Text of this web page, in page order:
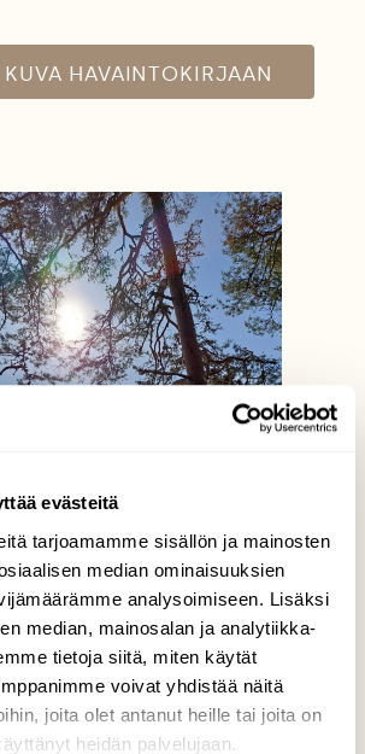
evästeitä
tarjoamamme sisällön ja mainosten
median ominaisuuksien
analysoimiseen. Lisäksi
median, mainosalan ja analytiikka-
tietoja siitä, miten käytät
voivat yhdistää näitä
joita olet antanut heille tai joita on
heidän palvelujaan.
KUVA HAVAINTOKIRJAAN